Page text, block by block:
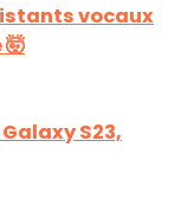
vocaux
S23,